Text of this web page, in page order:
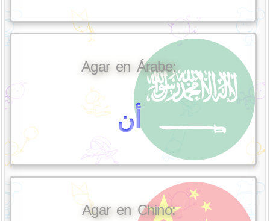
Agar en Árabe:
أن
Agar en Chino: